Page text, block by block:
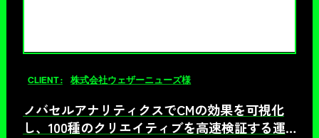
CLIENT : 株式会社ウェザーニューズ様
ノバセルアナリティクスでCMの効果を可視化
し、100種のクリエイティブを高速検証する運